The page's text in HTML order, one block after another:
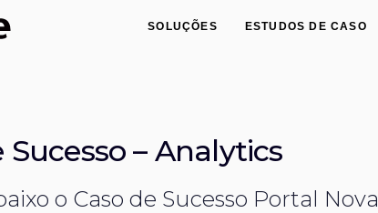
SOLUÇÕES ESTUDOS DE CASO
Sucesso – Analytics
o Caso de Sucesso Portal Nova